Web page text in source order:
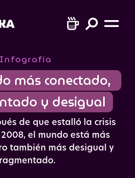
Infografía
más conectado,
y desigual
de que estalló la crisis
el mundo está más
también más desigual y